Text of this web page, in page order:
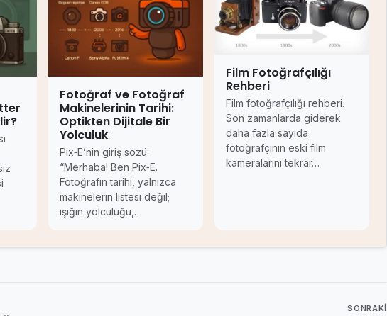
Fotoğraf ve Fotoğraf
Makinelerinin Tarihi:
Optikten Dijitale Bir
Yolculuk
Pix‑E’nin giriş sözü:
“Merhaba! Ben Pix‑E.
Fotoğrafın tarihi, yalnızca
makinelerin listesi değil;
ışığın yolculuğu,…
Film Fotoğrafçılığı
Rehberi
Film fotoğrafçılığı rehberi.
Son zamanlarda giderek
daha fazla sayıda
fotoğrafçının eski film
kameralarını tekrar…
SONRAKI